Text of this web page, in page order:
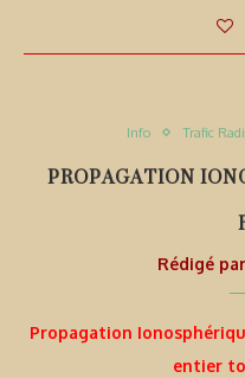
Info Trafic
PROPAGATION
Rédigé par
Propagation
entier